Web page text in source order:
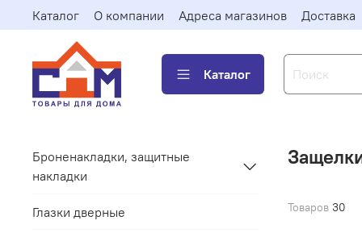
Каталог О компании Адреса магазинов Доставка
Каталог
Товаров 30
Броненакладки, защитные
накладки
Глазки дверные